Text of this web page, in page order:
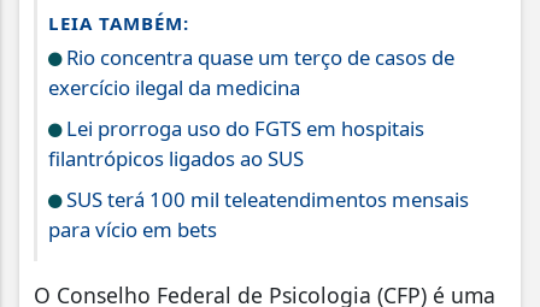
LEIA TAMBÉM:
Rio concentra quase um terço de casos de
exercício ilegal da medicina
Lei prorroga uso do FGTS em hospitais
filantrópicos ligados ao SUS
SUS terá 100 mil teleatendimentos mensais
para vício em bets
O Conselho Federal de Psicologia (CFP) é uma